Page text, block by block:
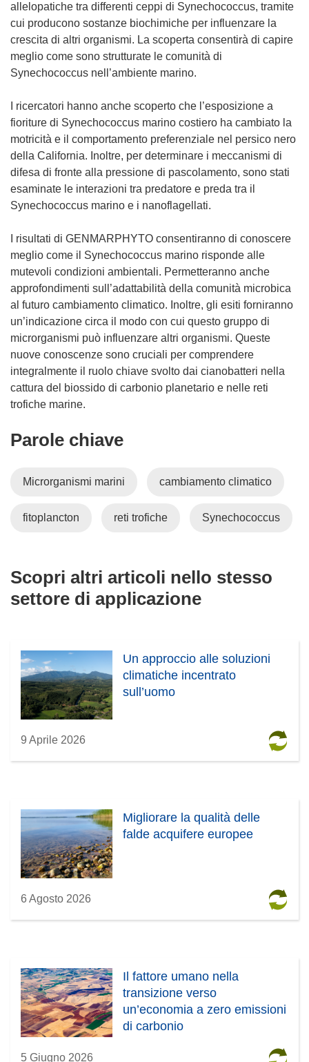
allelopatiche tra differenti ceppi di Synechococcus, tramite
cui producono sostanze biochimiche per influenzare la
crescita di altri organismi. La scoperta consentirà di capire
meglio come sono strutturate le comunità di
Synechococcus nell’ambiente marino.
I ricercatori hanno anche scoperto che l’esposizione a
fioriture di Synechococcus marino costiero ha cambiato la
motricità e il comportamento preferenziale nel persico nero
della California. Inoltre, per determinare i meccanismi di
difesa di fronte alla pressione di pascolamento, sono stati
esaminate le interazioni tra predatore e preda tra il
Synechococcus marino e i nanoflagellati.
I risultati di GENMARPHYTO consentiranno di conoscere
meglio come il Synechococcus marino risponde alle
mutevoli condizioni ambientali. Permetteranno anche
approfondimenti sull’adattabilità della comunità microbica
al futuro cambiamento climatico. Inoltre, gli esiti forniranno
un’indicazione circa il modo con cui questo gruppo di
microrganismi può influenzare altri organismi. Queste
nuove conoscenze sono cruciali per comprendere
integralmente il ruolo chiave svolto dai cianobatteri nella
cattura del biossido di carbonio planetario e nelle reti
trofiche marine.
Parole chiave
Microrganismi marini cambiamento climatico
fitoplancton reti trofiche Synechococcus
Scopri altri articoli nello stesso
settore di applicazione
Un approccio alle soluzioni
climatiche incentrato
sull’uomo
9 Aprile 2026
Migliorare la qualità delle
falde acquifere europee
6 Agosto 2026
Il fattore umano nella
transizione verso
un’economia a zero emissioni
di carbonio
5 Giugno 2026